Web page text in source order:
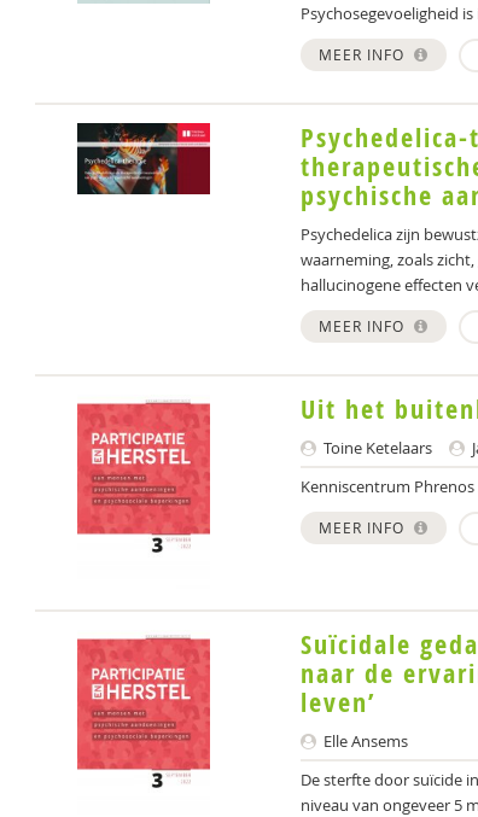
Psychosegevoeligheid
MEER INFO
psychische
Psychedelica zijn
waarneming, zoals
hallucinogene effecten
MEER INFO
Uit het
Toine Ketelaars
Kenniscentrum
MEER INFO
Suïcidale
naar de
leven’
Elle Ansems
De sterfte door suïcide
niveau van ongeveer 5